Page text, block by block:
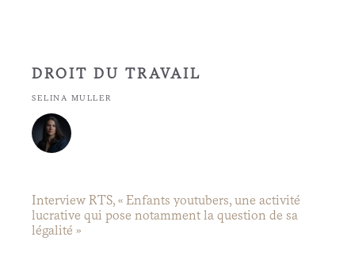
DROIT DU TRAVAIL
SELINA MULLER
Interview RTS, « Enfants youtubers, une activité
lucrative qui pose notamment la question de sa
légalité »